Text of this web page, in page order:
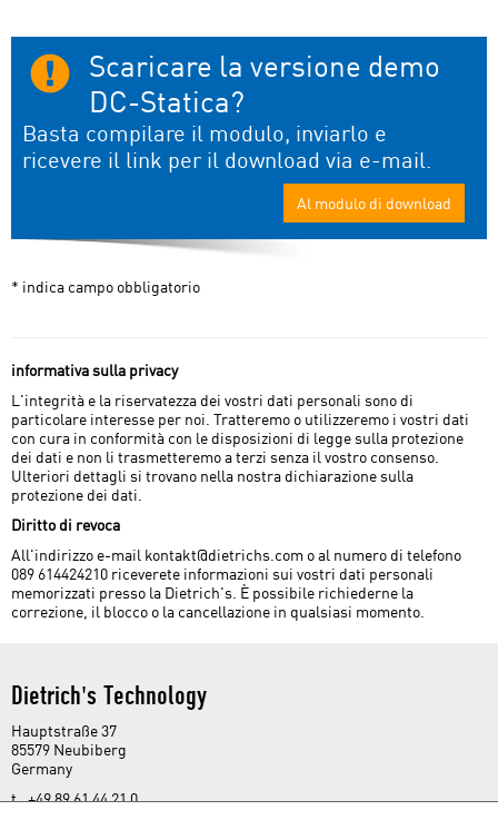
Scaricare la versione demo
DC-Statica?
Basta compilare il modulo, inviarlo e
ricevere il link per il download via e-mail.
Al modulo di download
* indica campo obbligatorio
informativa sulla privacy
L'integrità e la riservatezza dei vostri dati personali sono di
particolare interesse per noi. Tratteremo o utilizzeremo i vostri dati
con cura in conformità con le disposizioni di legge sulla protezione
dei dati e non li trasmetteremo a terzi senza il vostro consenso.
Ulteriori dettagli si trovano nella nostra dichiarazione sulla
protezione dei dati.
Diritto di revoca
All'indirizzo e-mail kontakt@dietrichs.com o al numero di telefono
089 614424210 riceverete informazioni sui vostri dati personali
memorizzati presso la Dietrich's. È possibile richiederne la
correzione, il blocco o la cancellazione in qualsiasi momento.
Dietrich's Technology
Hauptstraße 37
85579 Neubiberg
Germany
t. +49 89 61 44 21 0